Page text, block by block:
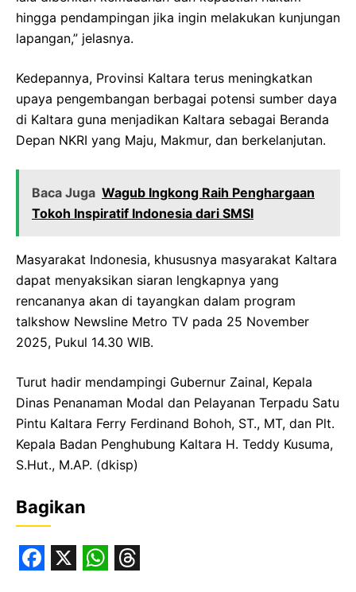
hingga pendampingan jika ingin melakukan kunjungan
lapangan,” jelasnya.
Kedepannya, Provinsi Kaltara terus meningkatkan
upaya pengembangan berbagai potensi sumber daya
di Kaltara guna menjadikan Kaltara sebagai Beranda
Depan NKRI yang Maju, Makmur, dan berkelanjutan.
Baca Juga Wagub Ingkong Raih Penghargaan
Tokoh Inspiratif Indonesia dari SMSI
Masyarakat Indonesia, khususnya masyarakat Kaltara
dapat menyaksikan siaran lengkapnya yang
rencananya akan di tayangkan dalam program
talkshow Newsline Metro TV pada 25 November
2025, Pukul 14.30 WIB.
Turut hadir mendampingi Gubernur Zainal, Kepala
Dinas Penanaman Modal dan Pelayanan Terpadu Satu
Pintu Kaltara Ferry Ferdinand Bohoh, ST., MT, dan Plt.
Kepala Badan Penghubung Kaltara H. Teddy Kusuma,
S.Hut., M.AP. (dkisp)
Bagikan